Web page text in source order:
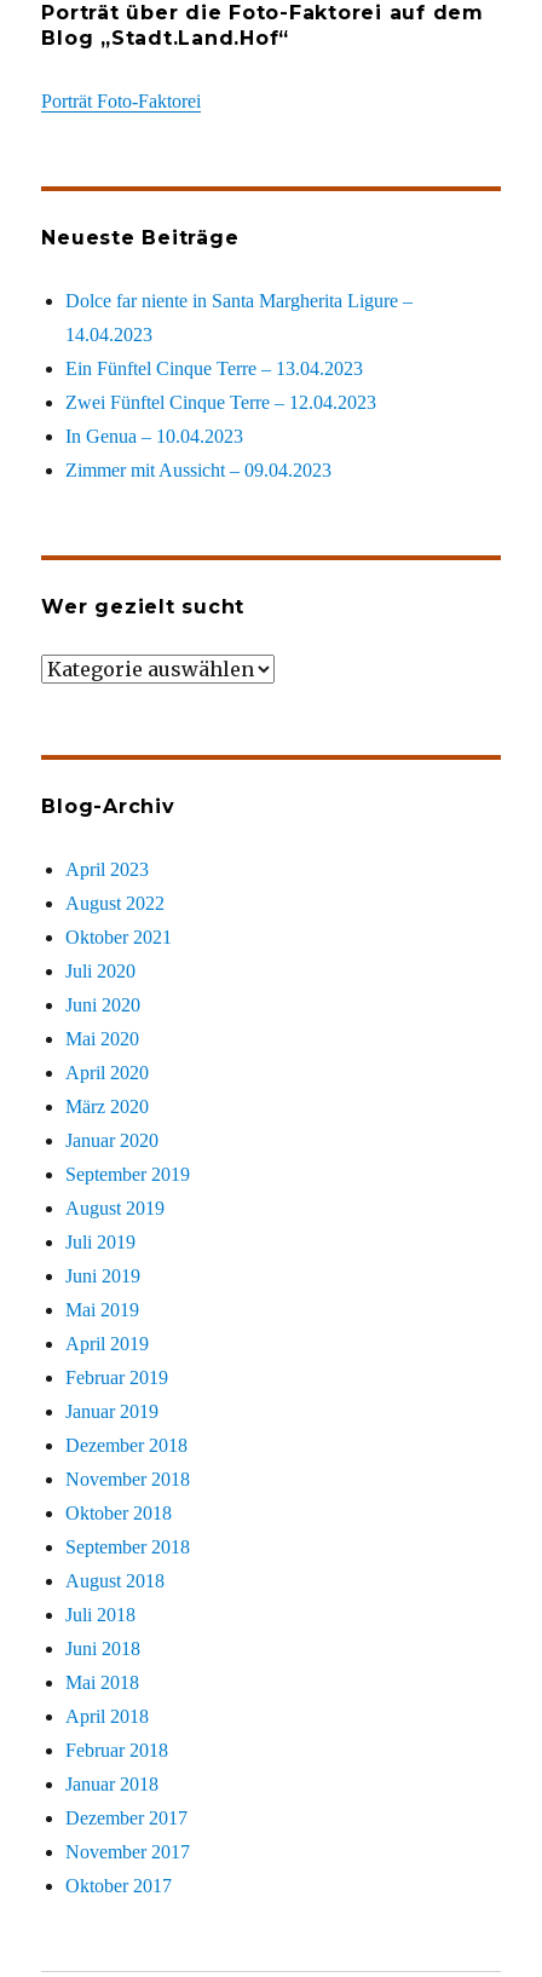
Porträt über die Foto-Faktorei auf dem
Blog „Stadt.Land.Hof“
Porträt Foto-Faktorei
Neueste Beiträge
Dolce far niente in Santa Margherita Ligure –
14.04.2023
Ein Fünftel Cinque Terre – 13.04.2023
Zwei Fünftel Cinque Terre – 12.04.2023
In Genua – 10.04.2023
Zimmer mit Aussicht – 09.04.2023
Wer gezielt sucht
Wer
Blog-Archiv
April 2023
August 2022
Oktober 2021
Juli 2020
Juni 2020
Mai 2020
April 2020
März 2020
Januar 2020
September 2019
August 2019
Juli 2019
Juni 2019
Mai 2019
April 2019
Februar 2019
Januar 2019
Dezember 2018
November 2018
Oktober 2018
September 2018
August 2018
Juli 2018
Juni 2018
Mai 2018
April 2018
Februar 2018
Januar 2018
Dezember 2017
November 2017
Oktober 2017